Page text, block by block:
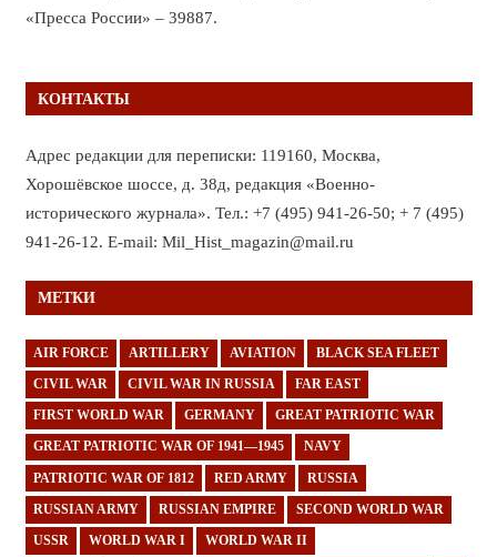
«Пресса России» – 39887.
КОНТАКТЫ
Адрес редакции для переписки: 119160, Москва,
Хорошёвское шоссе, д. 38д, редакция «Военно-
исторического журнала». Тел.: +7 (495) 941-26-50; + 7 (495)
941-26-12. E-mail: Mil_Hist_magazin@mail.ru
МЕТКИ
AIR FORCE ARTILLERY AVIATION BLACK SEA FLEET
CIVIL WAR CIVIL WAR IN RUSSIA FAR EAST
FIRST WORLD WAR GERMANY GREAT PATRIOTIC WAR
GREAT PATRIOTIC WAR OF 1941—1945 NAVY
PATRIOTIC WAR OF 1812 RED ARMY RUSSIA
RUSSIAN ARMY RUSSIAN EMPIRE SECOND WORLD WAR
USSR WORLD WAR I WORLD WAR II